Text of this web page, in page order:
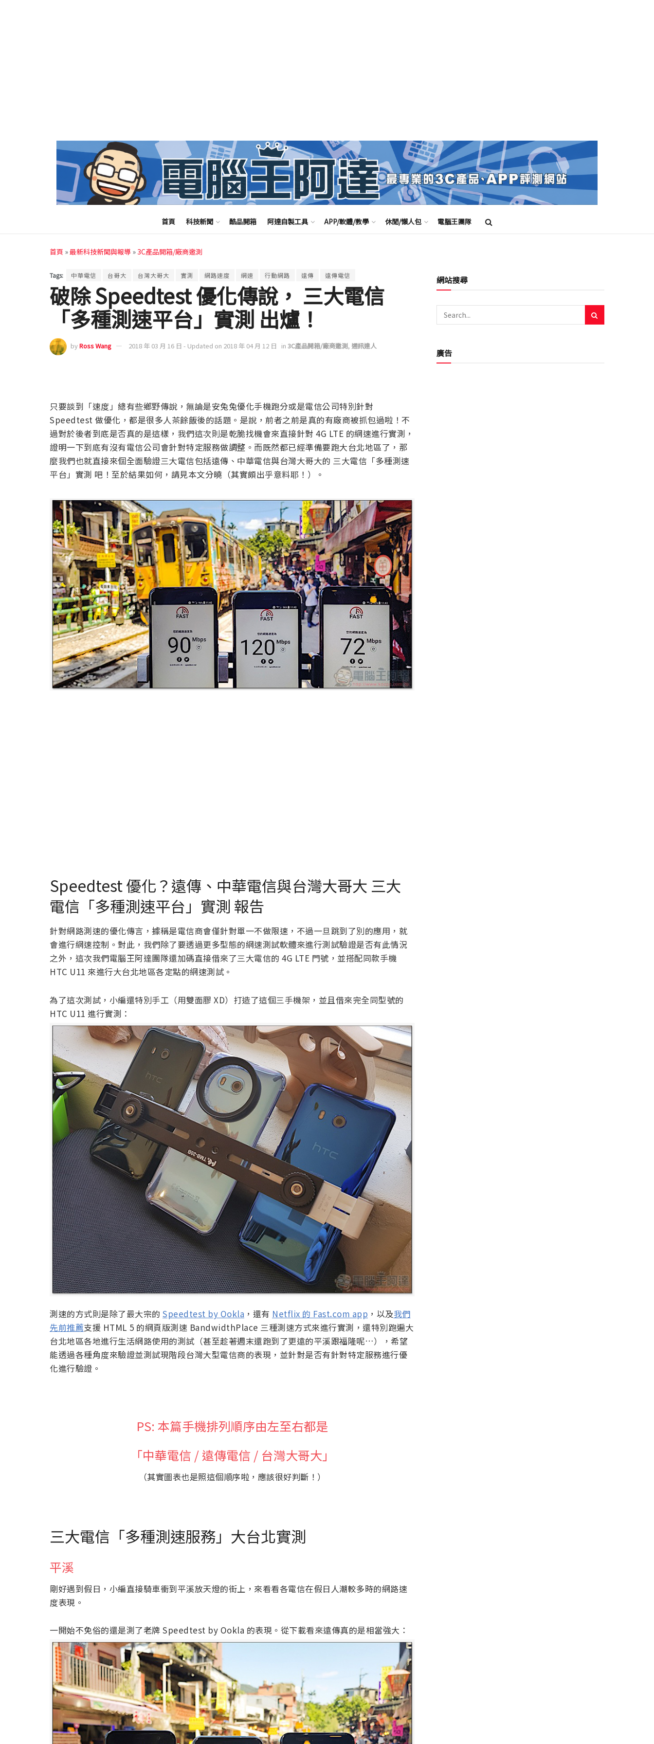
首頁 科技新聞 酷品開箱 阿達自製工具 APP/軟體/教學 休閒/懶人包 電腦王團隊
首頁 »最新科技新聞與報導 »3C產品開箱/廠商邀測
Tags: 中華電信 台哥大 台灣大哥大 實測 網路速度 網速 行動網路 遠傳 遠傳電信
破除 Speedtest 優化傳說， 三大電信
「多種測速平台」實測 出爐！
byRoss Wang 2018 年 03 月 16 日 - Updated on 2018 年 04 月 12 日 in 3C產品開箱/廠商邀測, 通訊達人
只要談到「速度」總有些鄉野傳說，無論是安兔兔優化手機跑分或是電信公司特別針對
Speedtest 做優化，都是很多人茶餘飯後的話題。是說，前者之前是真的有廠商被抓包過啦！不
過對於後者到底是否真的是這樣，我們這次則是乾脆找機會來直接針對 4G LTE 的網速進行實測，
證明一下到底有沒有電信公司會針對特定服務做調整。而既然都已經準備要跑大台北地區了，那
麼我們也就直接來個全面驗證三大電信包括遠傳、中華電信與台灣大哥大的 三大電信「多種測速
平台」實測 吧！至於結果如何，請見本文分曉（其實頗出乎意料耶！）。
Speedtest 優化？遠傳、中華電信與台灣大哥大 三大
電信「多種測速平台」實測 報告
針對網路測速的優化傳言，據稱是電信商會僅針對單一不做限速，不過一旦跳到了別的應用，就
會進行網速控制。對此，我們除了要透過更多型態的網速測試軟體來進行測試驗證是否有此情況
之外，這次我們電腦王阿達團隊還加碼直接借來了三大電信的 4G LTE 門號，並搭配同款手機
HTC U11 來進行大台北地區各定點的網速測試。
為了這次測試，小編還特別手工（用雙面膠 XD）打造了這個三手機架，並且借來完全同型號的
HTC U11 進行實測：
測速的方式則是除了最大宗的 Speedtest by Ookla ，還有 Netflix 的 Fast.com app ，以及我們
先前推薦支援 HTML 5 的網頁版測速 BandwidthPlace 三種測速方式來進行實測，還特別跑遍大
台北地區各地進行生活網路使用的測試（甚至趁著週末還跑到了更遠的平溪跟福隆呢…），希望
能透過各種角度來驗證並測試現階段台灣大型電信商的表現，並針對是否有針對特定服務進行優
化進行驗證。
PS: 本篇手機排列順序由左至右都是
「中華電信 / 遠傳電信 / 台灣大哥大」
（其實圖表也是照這個順序啦，應該很好判斷！）
三大電信「多種測速服務」大台北實測
平溪
剛好遇到假日，小編直接騎車衝到平溪放天燈的街上，來看看各電信在假日人潮較多時的網路速
度表現。
一開始不免俗的還是測了老牌 Speedtest by Ookla 的表現。從下載看來遠傳真的是相當強大：
網站搜尋
廣告